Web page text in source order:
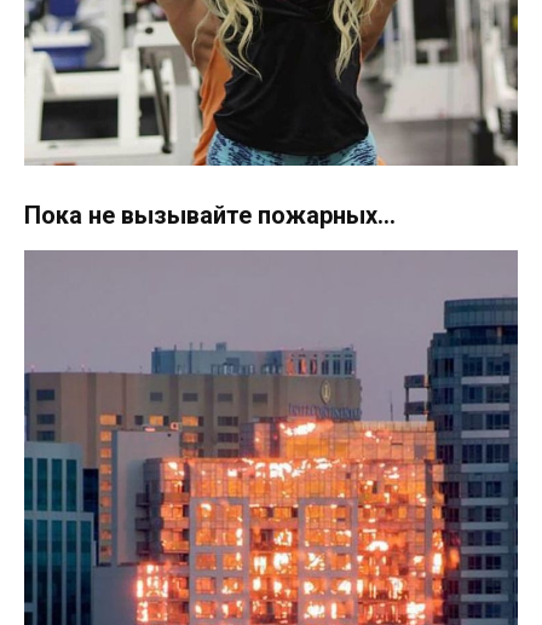
Пока не вызывайте пожарных…